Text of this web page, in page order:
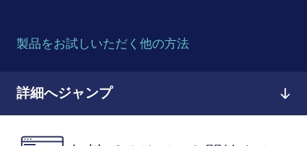
製品をお試しいただく他の方法
詳細へジャンプ